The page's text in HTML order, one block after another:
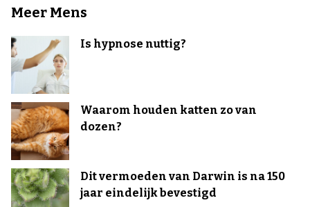
Meer Mens
Is hypnose nuttig?
Waarom houden katten zo van
dozen?
Dit vermoeden van Darwin is na 150
jaar eindelijk bevestigd